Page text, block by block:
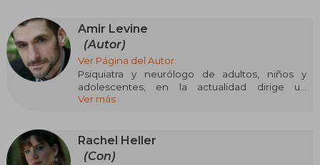
Amir Levine
(Autor)
Ver Página del Autor
Psiquiatra y neurólogo de adultos, niños y
adolescentes, en la actualidad dirige un
proyecto de investigación junto con el premio
por el Hospital Presbiteriano de Nueva York y la
Universidad de Columbia.
Ver más
Rachel Heller
(Con)